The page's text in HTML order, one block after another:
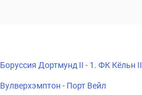
Боруссия Дортмунд II - 1. ФК Кёльн II
Вулверхэмптон - Порт Вейл